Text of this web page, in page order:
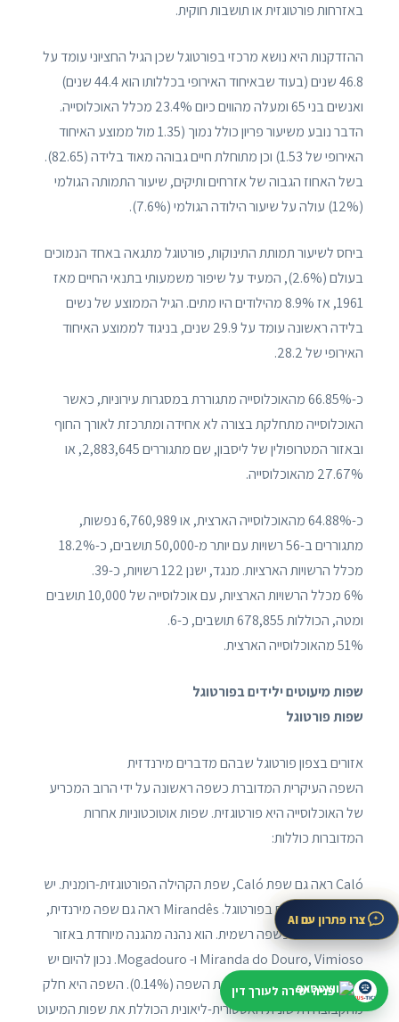
באזרחות פורטוגזית או תושבות חוקית.
ההזדקנות היא נושא מרכזי בפורטוגל שכן הגיל החציוני עומד על
46.8 שנים (בעוד שבאיחוד האירופי בכללותו הוא 44.4 שנים)
ואנשים בני 65 ומעלה מהווים כיום 23.4% מכלל האוכלוסייה.
הדבר נובע משיעור פריון כולל נמוך (1.35 מול ממוצע האיחוד
האירופי של 1.53) וכן מתוחלת חיים גבוהה מאוד בלידה (82.65).
בשל האחוז הגבוה של אזרחים ותיקים, שיעור התמותה הגולמי
(12%) עולה על שיעור הילודה הגולמי (7.6%).
ביחס לשיעור תמותת התינוקות, פורטוגל מתגאה באחד הנמוכים
בעולם (2.6%), המעיד על שיפור משמעותי בתנאי החיים מאז
1961, אז 8.9% מהילודים היו מתים. הגיל הממוצע של נשים
בלידה ראשונה עומד על 29.9 שנים, בניגוד לממוצע האיחוד
האירופי של 28.2.
כ-66.85% מהאוכלוסייה מתגוררת במסגרות עירוניות, כאשר
האוכלוסייה מתחלקת בצורה לא אחידה ומתרכזת לאורך החוף
ובאזור המטרופולין של ליסבון, שם מתגוררים 2,883,645, או
27.67% מהאוכלוסייה.
כ-64.88% מהאוכלוסייה הארצית, או 6,760,989 נפשות,
מתגוררים ב-56 רשויות עם יותר מ-50,000 תושבים, כ-18.2%
מכלל הרשויות הארציות. מנגד, ישנן 122 רשויות, כ-39.
6% מכלל הרשויות הארציות, עם אוכלוסייה של 10,000 תושבים
ומטה, הכוללות 678,855 תושבים, כ-6.
51% מהאוכלוסייה הארצית.
שפות מיעוטים ילידים בפורטוגל
שפות פורטוגל
אזורים בצפון פורטוגל שבהם מדברים מירנדזית
השפה העיקרית המדוברת כשפה ראשונה על ידי הרוב המכריע
של האוכלוסייה היא פורטוגזית. שפות אוטוכטוניות אחרות
המדוברות כוללות:
Caló ראה גם שפת Caló, שפת הקהילה הפורטוגזית-רומנית. יש
כ-52,000 רומנים בפורטוגל. Mirandês ראה גם שפה מירנדית,
מוכרת רשמית כשפה רשמית. הוא נהנה מהגנה מיוחדת באזור
Miranda do Douro, Vimioso ו- Mogadouro. נכון להיום יש
כ-15,000 אנשים הדוברים את השפה (0.14%). השפה היא חלק
מהקבוצה הלשונית האסטורית-ליאונית הכוללת את שפות המיעוט
צרו פתרון עם AI
פניה ישירה לעורך דין